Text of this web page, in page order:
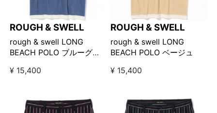
ROUGH & SWELL
rough & swell LONG
BEACH POLO ブルーグレ
¥ 15,400
ROUGH & SWELL
rough & swell LONG
BEACH POLO ベージュ
¥ 15,400